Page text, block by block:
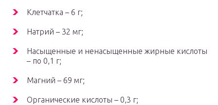
Клетчатка – 6 г;
Натрий – 32 мг;
Насыщенные и ненасыщенные жирные кислоты
– по 0,1 г;
Магний – 69 мг;
Органические кислоты – 0,3 г;